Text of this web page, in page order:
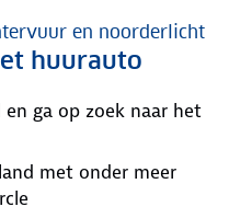
en noorderlicht
huurauto
ga op zoek naar het
met onder meer